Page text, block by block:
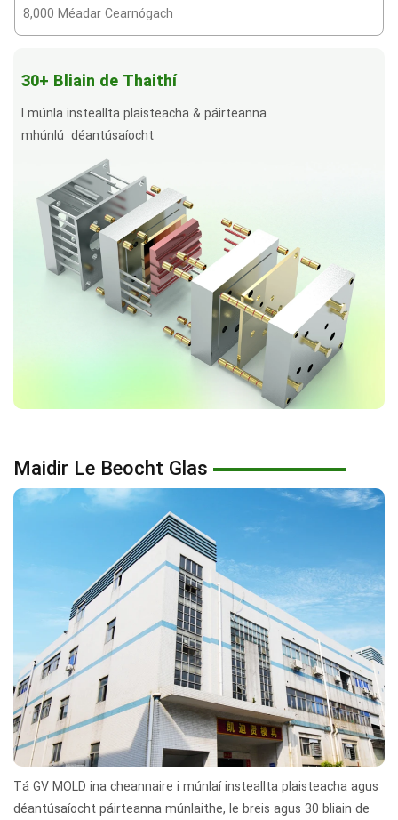
8,000 Méadar Cearnógach
30+ Bliain de Thaithí
I múnla insteallta plaisteacha & páirteanna
mhúnlú déantúsaíocht
Maidir Le Beocht Glas
Tá GV MOLD ina cheannaire i múnlaí insteallta plaisteacha agus
déantúsaíocht páirteanna múnlaithe, le breis agus 30 bliain de